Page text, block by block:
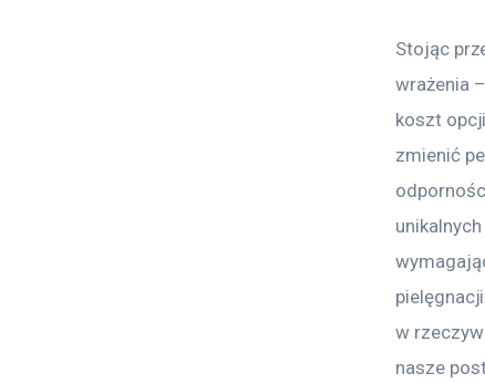
Stojąc
wrażenia
koszt
zmienić
w
nasze